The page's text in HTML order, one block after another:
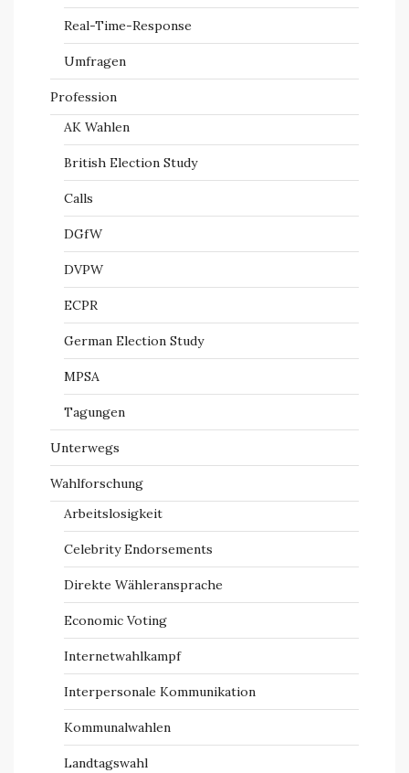
Real-Time-Response
Umfragen
Profession
AK Wahlen
British Election Study
Calls
DGfW
DVPW
ECPR
German Election Study
MPSA
Tagungen
Unterwegs
Wahlforschung
Arbeitslosigkeit
Celebrity Endorsements
Direkte Wähleransprache
Economic Voting
Internetwahlkampf
Interpersonale Kommunikation
Kommunalwahlen
Landtagswahl